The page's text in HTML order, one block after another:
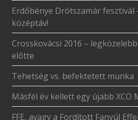
Erdőbénye Drótszamár fesztivál
középtáv!
Crosskovácsi 2016 –
előtte
Tehetség vs. befektetett munka
Másfél év kellett egy újabb XCO
FFE, avagy a Fordított Fanyúl